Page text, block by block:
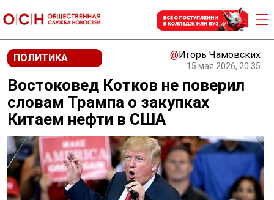
ПОЛИТИКА @Игорь Чамовских
15 мая 2026, 20:35
Востоковед Котков не поверил
словам Трампа о закупках
Китаем нефти в США